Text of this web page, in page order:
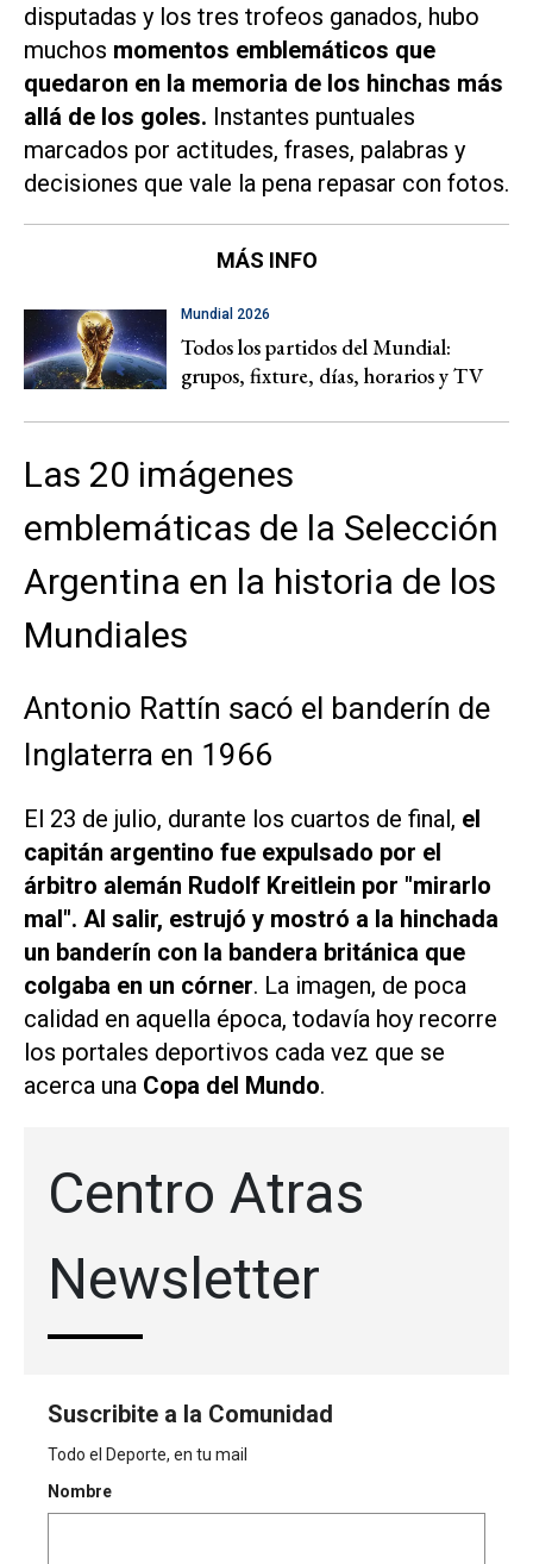
disputadas y los tres trofeos ganados, hubo
muchos momentos emblemáticos que
quedaron en la memoria de los hinchas más
allá de los goles. Instantes puntuales
marcados por actitudes, frases, palabras y
decisiones que vale la pena repasar con fotos.
MÁS INFO
Mundial 2026
Todos los partidos del Mundial:
grupos, fixture, días, horarios y TV
Las 20 imágenes
emblemáticas de la Selección
Argentina en la historia de los
Mundiales
Antonio Rattín sacó el banderín de
Inglaterra en 1966
El 23 de julio, durante los cuartos de final, el
capitán argentino fue expulsado por el
árbitro alemán Rudolf Kreitlein por "mirarlo
mal". Al salir, estrujó y mostró a la hinchada
un banderín con la bandera británica que
colgaba en un córner. La imagen, de poca
calidad en aquella época, todavía hoy recorre
los portales deportivos cada vez que se
acerca una Copa del Mundo.